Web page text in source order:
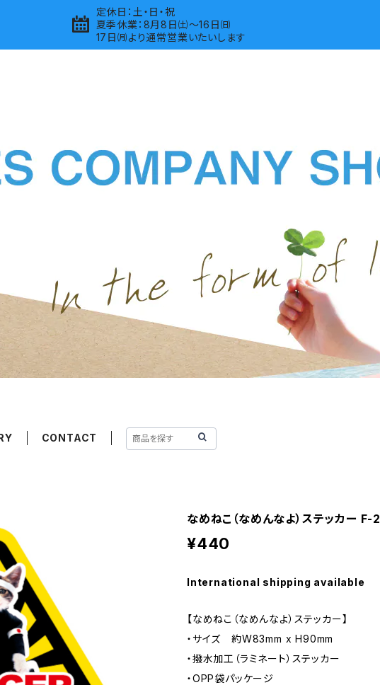
定休日：土・日・祝
夏季休業：8月8日㈯～16日㈰
17日㈪より通常営業いたいします
CONTACT
なめねこ（なめんなよ）ステッカー F-2
¥440
International shipping available
【なめねこ（なめんなよ）ステッカー】
・サイズ 約W83mm x H90mm
・撥水加工（ラミネート）ステッカー
・OPP袋パッケージ